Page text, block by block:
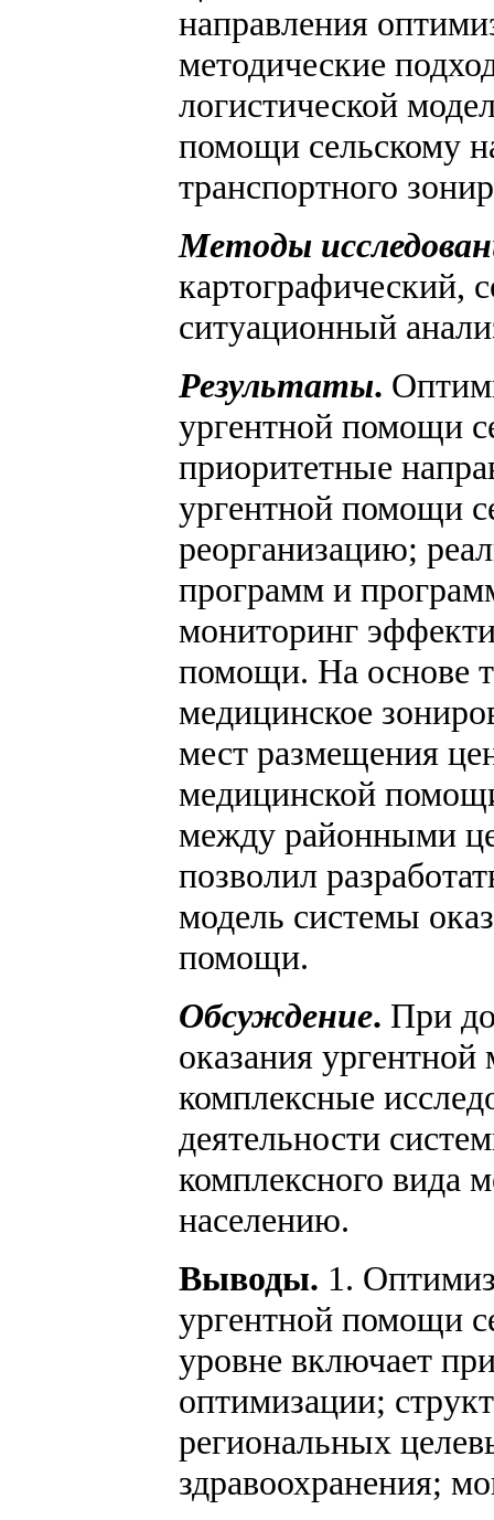
направления
методические
логистической
помощи сельскому
транспортного
Методы
картографический,
ситуационный
Результаты.
ургентной помощи
приоритетные
ургентной помощи
реорганизацию;
программ и
мониторинг
помощи. На основе
медицинское
мест размещения
медицинской
между районными
позволил
модель системы
помощи.
Обсуждение. При
оказания
комплексные
деятельности
комплексного вида
населению.
Выводы. 1.
ургентной помощи
уровне включает
оптимизации;
региональных
здравоохранения;